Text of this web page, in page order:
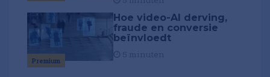
Premium
Hoe video-AI derving,
fraude en conversie
beïnvloedt